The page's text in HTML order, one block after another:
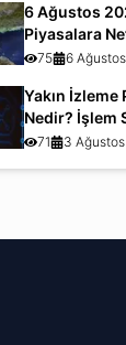
6 Ağustos
Piyasalara
75 6
Yakın İzleme
Nedir? İşlem
71 3